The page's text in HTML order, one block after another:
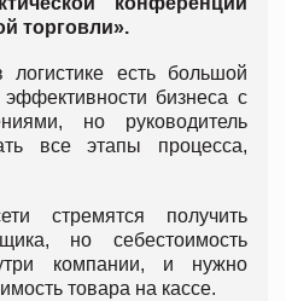
торговли».
есть большой
бизнеса с
но руководитель
все этапы процесса,
стремятся получить
но себестоимость
компании, и нужно
товара на кассе.